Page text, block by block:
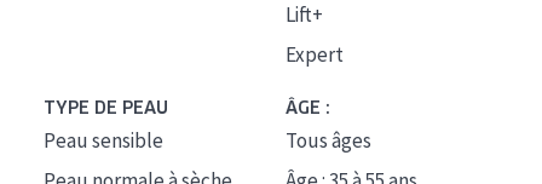
Lift+
Expert
TYPE DE PEAU
Peau sensible
ÂGE :
Tous âges